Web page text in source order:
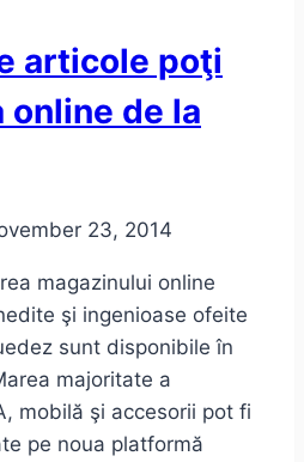
articole poţi
online de la
23, 2014
magazinului online
şi ingenioase ofeite
sunt disponibile în
majoritate a
mobilă şi accesorii pot fi
pe noua platformă